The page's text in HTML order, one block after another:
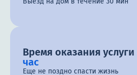
Время оказания услуги
час
Еще не поздно спасти жизнь